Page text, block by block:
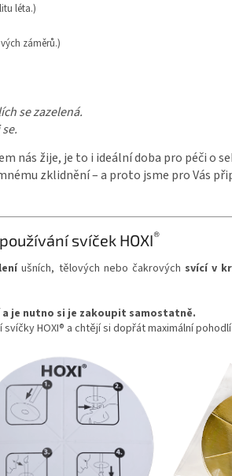
léta.)
záměrů.)
se zazelená.
nás žije, je to i ideální doba pro péči o
zklidnění – a proto jsme pro Vás
svíček HOXI®
ušních, tělových nebo čakrových svící v
je nutno si je zakoupit samostatně.
HOXI® a chtějí si dopřát maximální